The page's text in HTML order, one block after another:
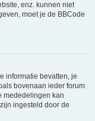
enz. kunnen niet
moet je de BBCode
informatie bevatten, je
bovenaan ieder forum
mededelingen kan
ingesteld door de